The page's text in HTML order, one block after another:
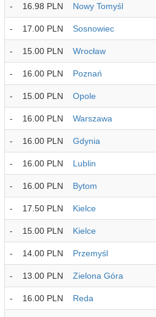
- 16.98 PLN Nowy Tomyśl
- 17.00 PLN Sosnowiec
- 15.00 PLN Wrocław
- 16.00 PLN Poznań
- 15.00 PLN Opole
- 16.00 PLN Warszawa
- 16.00 PLN Gdynia
- 16.00 PLN Lublin
- 16.00 PLN Bytom
- 17.50 PLN Kielce
- 15.00 PLN Kielce
- 14.00 PLN Przemyśl
- 13.00 PLN Zielona Góra
- 16.00 PLN Reda